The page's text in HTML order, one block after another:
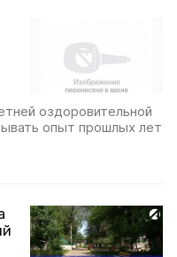
оздоровительной
опыт прошлых лет